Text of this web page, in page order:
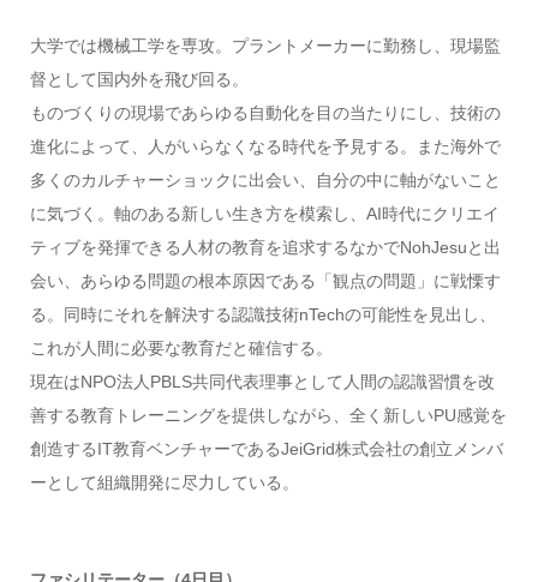
大学では機械工学を専攻。プラントメーカーに勤務し、現場監
督として国内外を飛び回る。
ものづくりの現場であらゆる自動化を目の当たりにし、技術の
進化によって、人がいらなくなる時代を予見する。また海外で
多くのカルチャーショックに出会い、自分の中に軸がないこと
に気づく。軸のある新しい生き方を模索し、AI時代にクリエイ
ティブを発揮できる人材の教育を追求するなかでNohJesuと出
会い、あらゆる問題の根本原因である「観点の問題」に戦慄す
る。同時にそれを解決する認識技術nTechの可能性を見出し、
これが人間に必要な教育だと確信する。
現在はNPO法人PBLS共同代表理事として人間の認識習慣を改
善する教育トレーニングを提供しながら、全く新しいPU感覚を
創造するIT教育ベンチャーであるJeiGrid株式会社の創立メンバ
ーとして組織開発に尽力している。